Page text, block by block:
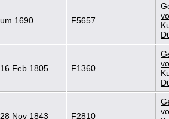
um 1690 F5657
16 Feb 1805 F1360
28 Nov 1843 F2810